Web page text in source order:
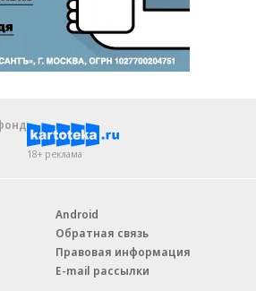
18+ реклама
Android
Обратная связь
Правовая информация
E-mail рассылки